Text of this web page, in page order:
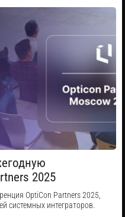
2025
OptiCon Partners 2025,
системных интеграторов.